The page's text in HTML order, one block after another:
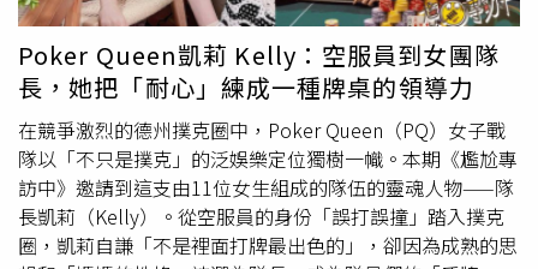
Poker Queen凱莉 Kelly：空服員到女團隊
長，她把「耐心」練成一種牌桌的領導力
在競爭激烈的德州撲克圈中，Poker Queen（PQ）女子戰
隊以「不只是撲克」的泛娛樂定位獨樹一幟。本期《尷尬專
訪中》邀請到這支由11位女生組成的隊伍的靈魂人物——隊
長凱莉（Kelly）。從空服員的身份「誤打誤撞」踏入撲克
圈，凱莉自謙「不是裡面打牌最出色的」，卻因為成熟的思